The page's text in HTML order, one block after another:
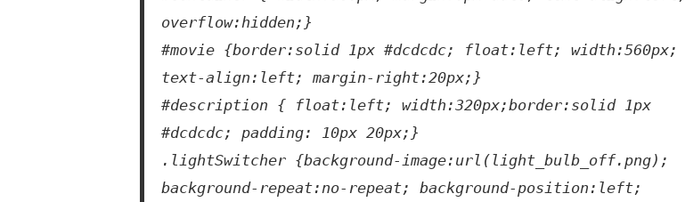
overflow:hidden;}
#movie {border:solid 1px #dcdcdc; float:left; width:560px;
text-align:left; margin-right:20px;}
#description { float:left; width:320px;border:solid 1px
#dcdcdc; padding: 10px 20px;}
.lightSwitcher {background-image:url(light_bulb_off.png);
background-repeat:no-repeat; background-position:left;